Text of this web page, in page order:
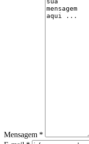
Mensagem *